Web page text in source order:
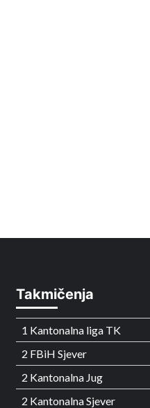
Takmičenja
1 Kantonalna liga TK
2 FBiH Sjever
2 Kantonalna Jug
2 Kantonalna Sjever